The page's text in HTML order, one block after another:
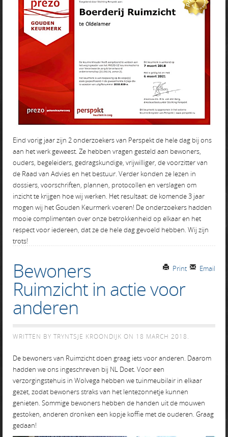
Eind vorig jaar zijn 2 onderzoekers van Perspekt de hele dag bij ons
aan het werk geweest. Ze hebben vragen gesteld aan bewoners,
ouders, begeleiders, gedragskundige, vrijwilliger, de voorzitter van
de Raad van Advies en het bestuur. Verder konden ze lezen in
dossiers, voorschriften, plannen, protocollen en verslagen om
inzicht te krijgen hoe wij werken. Het resultaat: de komende 3 jaar
mogen wij het Gouden Keurmerk voeren! De onderzoekers hadden
mooie complimenten over onze betrokkenheid op elkaar en het
respect voor iedereen, dat ze de hele dag gevoeld hebben. Wij zijn
trots!
Email
Print
Bewoners
Ruimzicht in actie voor
anderen
WRITTEN BY TRYNTSJE KROONDIJK ON 18 MARCH 2018.
De bewoners van Ruimzicht doen graag iets voor anderen. Daarom
hadden we ons ingeschreven bij NL Doet. Voor een
verzorgingstehuis in Wolvega hebben we tuinmeubilair in elkaar
gezet, zodat bewoners straks van het lentezonnetje kunnen
genieten. Sommige bewoners hebben de handen uit de mouwen
gestoken, anderen dronken een kopje koffie met de ouderen. Graag
gedaan!